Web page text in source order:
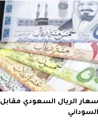
الريال السعودي مقابل